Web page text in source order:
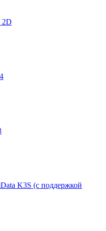
2D
K3S (с поддержкой